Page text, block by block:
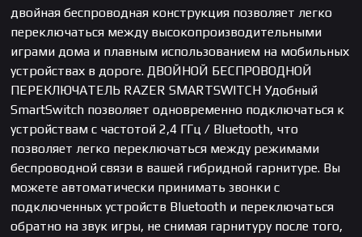
двойная беспроводная конструкция позволяет легко
переключаться между высокопроизводительными
играми дома и плавным использованием на мобильных
устройствах в дороге. ДВОЙНОЙ БЕСПРОВОДНОЙ
ПЕРЕКЛЮЧАТЕЛЬ RAZER SMARTSWITCH Удобный
SmartSwitch позволяет одновременно подключаться к
устройствам с частотой 2,4 ГГц / Bluetooth, что
позволяет легко переключаться между режимами
беспроводной связи в вашей гибридной гарнитуре. Вы
можете автоматически принимать звонки с
подключенных устройств Bluetooth и переключаться
обратно на звук игры, не снимая гарнитуру после того,